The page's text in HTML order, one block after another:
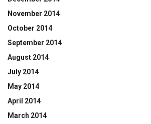
November 2014
October 2014
September 2014
August 2014
July 2014
May 2014
April 2014
March 2014